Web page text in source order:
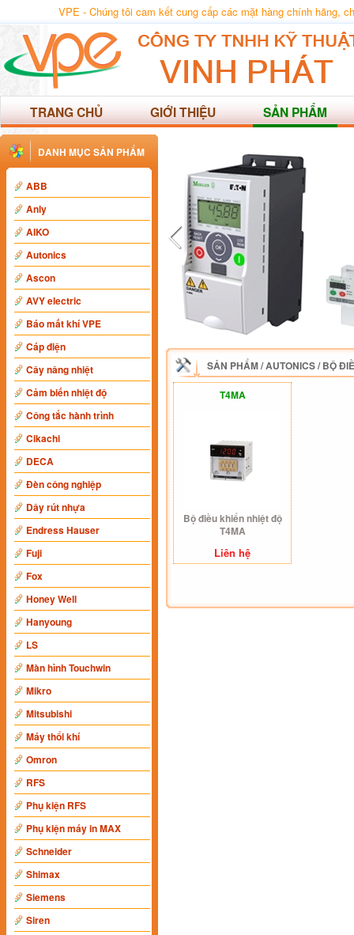
VPE - Chúng tôi cam kết cung cấp các mặt hàng chính hãng,
TRANG CHỦ GIỚI THIỆU SẢN PHẨM
DANH MỤC SẢN PHẨM
ABB
Anly
AIKO
Autonics
Ascon
AVY electric
Báo mất khí VPE
Cáp điện
Cây nâng nhiệt
Cảm biến nhiệt độ
Công tắc hành trình
Cikachi
DECA
Đèn công nghiệp
Dây rút nhựa
Endress Hauser
Fuji
Fox
Honey Well
Hanyoung
LS
Màn hình Touchwin
Mikro
Mitsubishi
Máy thổi khí
Omron
RFS
Phụ kiện RFS
Phụ kiện máy in MAX
Schneider
Shimax
Siemens
Siren
SẢN PHẨM/AUTONICS/BỘ
T4MA
Bộ điều khiển nhiệt độ
T4MA
Liên hệ